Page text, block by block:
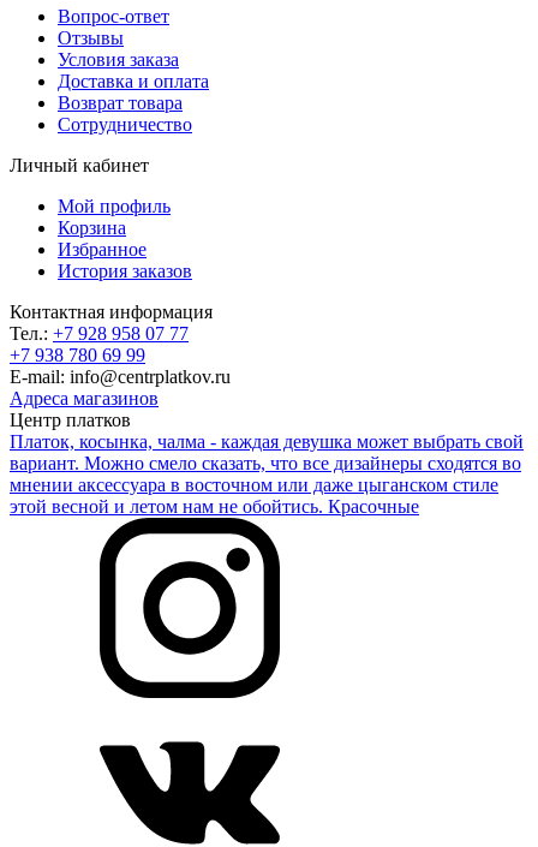
Вопрос-ответ
Отзывы
Условия заказа
Доставка и оплата
Возврат товара
Сотрудничество
Личный кабинет
Мой профиль
Корзина
Избранное
История заказов
Контактная информация
Тел.: +7 928 958 07 77
+7 938 780 69 99
E-mail: info@centrplatkov.ru
Адреса магазинов
Центр платков
Платок, косынка, чалма - каждая девушка может выбрать свой
вариант. Можно смело сказать, что все дизайнеры сходятся во
мнении аксессуара в восточном или даже цыганском стиле
этой весной и летом нам не обойтись. Красочные